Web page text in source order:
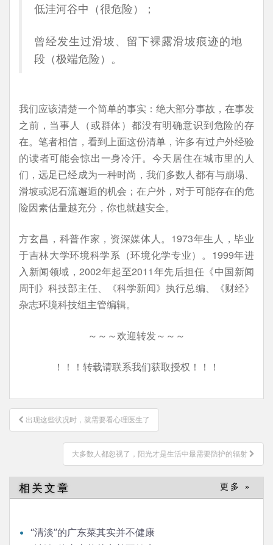
低洼河谷中（很危险）；
曾经发生过滑坡、留下裸露滑坡痕迹的地
段（极端危险）。
我们应该清楚一个简单的事实：绝大部分事故，在事发
之前，当事人（或群体）都没有明确意识到危险的存
在。笔者相信，看到上面这份清单，许多有过户外经验
的读者可能会惊出一身冷汗。今天居住在城市里的人
们，远足已经成为一种时尚，我们多数人都有与崩塌、
滑坡或泥石流邂逅的机会；在户外，对于可能存在的危
险因素估量越充分，你也就越安全。
方玄昌，科普作家，资深媒体人。1973年生人，毕业
于吉林大学环境科学系（环境化学专业）。1999年进
入新闻领域，2002年起至2011年先后担任《中国新闻
周刊》科技部主任、《科学新闻》执行总编、《财经》
杂志环境科技组主管编辑。
～～～欢迎转发～～～
！！！转载请联系我们获取授权！！！
文
章
出现这些状况时，就需要看心理医生了
大多数人都忽视了，阳光才是生活中最需要防护的辐射
相关文章 更多 »
“清淡”的广东菜其实并不健康